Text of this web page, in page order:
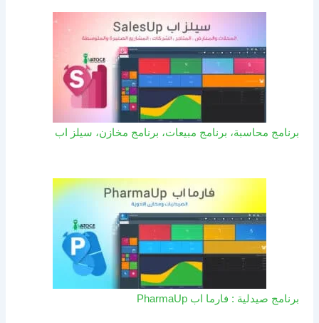
برنامج محاسبة، برنامج مبيعات، برنامج مخازن، سيلز اب
برنامج صيدلية : فارما اب PharmaUp​